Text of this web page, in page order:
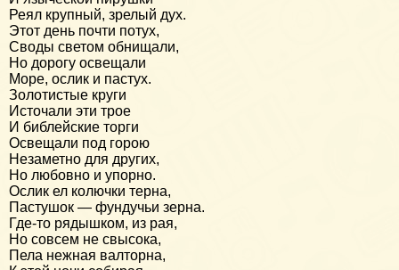
Реял крупный, зрелый дух.
Этот день почти потух,
Своды светом обнищали,
Но дорогу освещали
Море, ослик и пастух.
Золотистые круги
Источали эти трое
И библейские торги
Освещали под горою
Незаметно для других,
Но любовно и упорно.
Ослик ел колючки терна,
Пастушок — фундучьи зерна.
Где-то рядышком, из рая,
Но совсем не свысока,
Пела нежная валторна,